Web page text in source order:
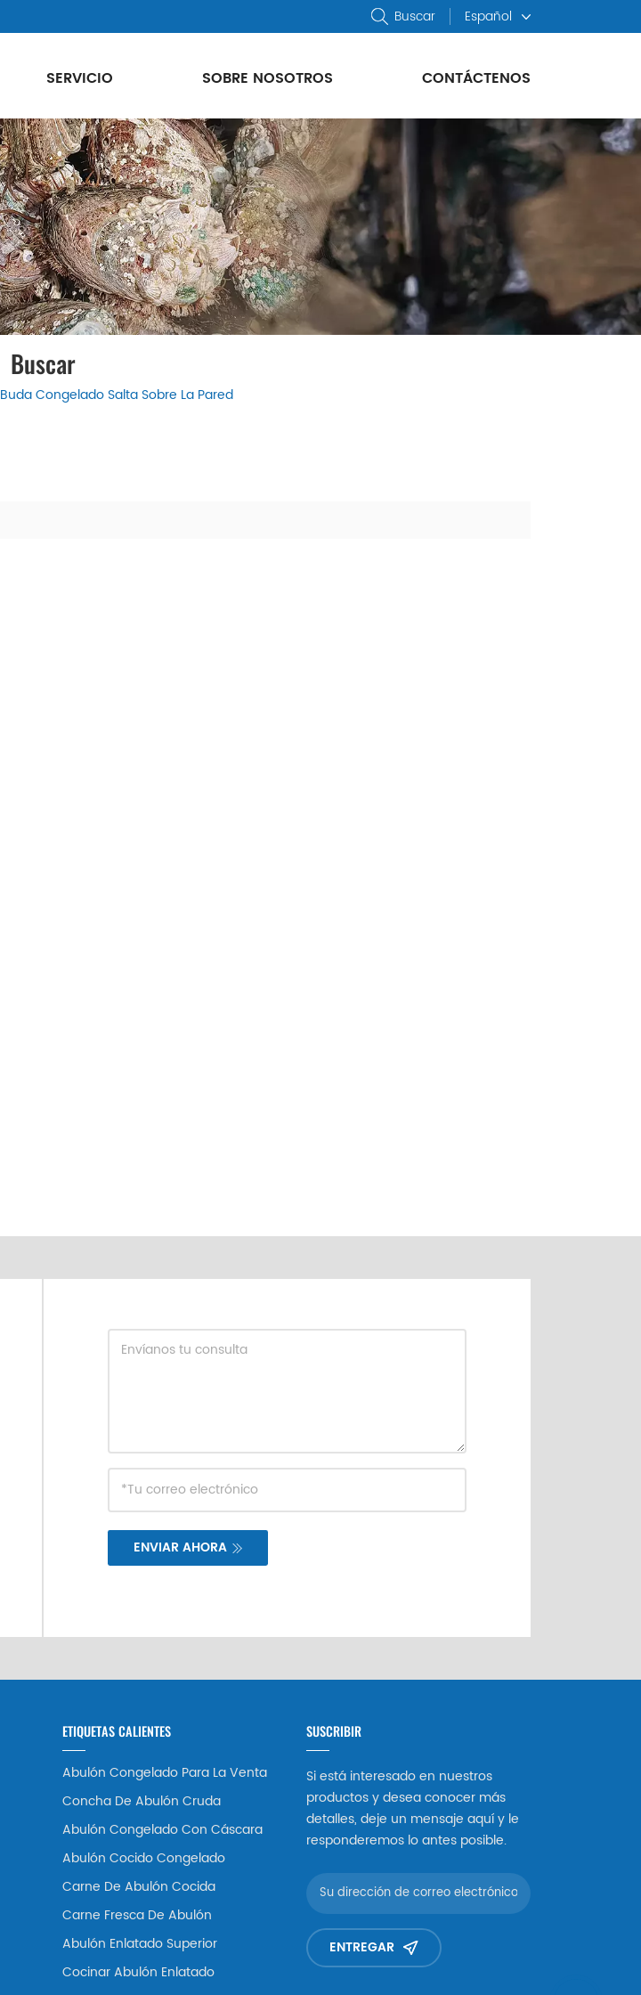
Español
Buscar
SERVICIO SOBRE NOSOTROS CONTÁCTENOS
Buscar
Buda Congelado Salta Sobre La Pared
ENVIAR AHORA
ETIQUETAS CALIENTES
Abulón Congelado Para La Venta
Concha De Abulón Cruda
Abulón Congelado Con Cáscara
Abulón Cocido Congelado
Carne De Abulón Cocida
Carne Fresca De Abulón
Abulón Enlatado Superior
Cocinar Abulón Enlatado
SUSCRIBIR
Si está interesado en nuestros
productos y desea conocer más
detalles, deje un mensaje aquí y le
responderemos lo antes posible.
ENTREGAR